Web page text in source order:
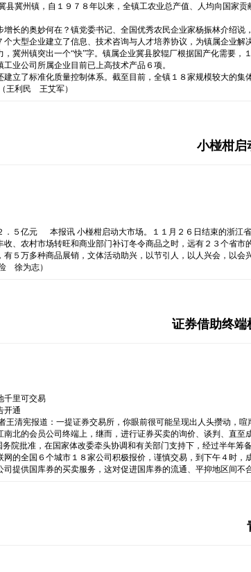
冀州镇，自１９７８年以来，全镇工农业总产值、人均向国家
增长的奥妙何在？镇党委书记、全国优秀农民企业家杨振林介绍
个大型企业建立了信息、技术咨询与人才培养协议，为镇属企业
，冀州镇突出一个“快”字。镇属企业冀县胶辊厂根据国产化需要
业公司所属企业目前已上高技术产品６项。
建立了标准化质量控制体系。截至目前，全镇１８家规模较大的
王利民 王艾军）
小椪柑
５亿元 本报讯 小椪柑启动大市场。１１月２６日结束的浙江
收、农村市场转旺和商业部门补订冬令商品之时，远有２３个省
有５万多种商品展销，文体活动助兴，以节引人，以人兴会，以
徐为志）
证券借助终
里可交易
通
王清宪报道：一提证券交易所，你眼前很可能呈现出人头攒动，
南北的会员公司终端上，继而，进行证券买卖的询价、谈判、直
院批准，在国家体改委牵头协调和有关部门支持下，经过半年筹备
的全国６个城市１８家公司积极报价，谨慎交易，到下午４时，
司提供国库券的买卖服务，这对促进国库券的流通、平抑地区间